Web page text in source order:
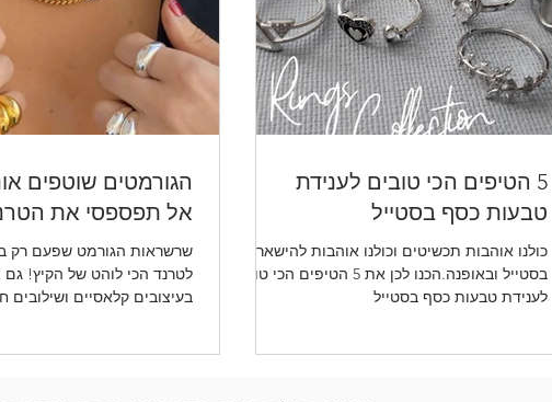
5 הטיפים הכי טובים לענידת
טבעות כסף בסטייל
כולנו אוהבות תכשיטים וכולנו אוהבות להישאר
בסטייל ובאופנה.הכנו לכן את 5 הטיפים הכי טובים
לענידת טבעות כסף בסטייל
הגורמטים שוטפים
אל תפספסי את
שרשראות הגורמט שפעם רק
לטרנד הכי לוהט של הקיץ! גם
בעיצובים קלאסיים ושילובים